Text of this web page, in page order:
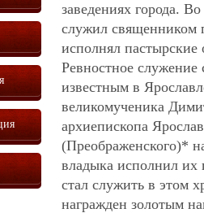
заведениях города.
служил священником
исполнял пастырские
Ревностное
известным в
великомученика
архиепископа
(Преображенского)*
владыка исполнил их
стал служить в этом
награжден золотым